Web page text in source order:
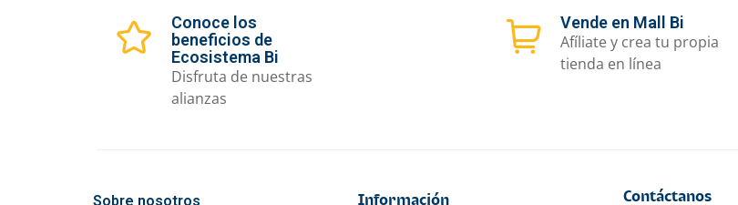
Conoce los
beneficios de
Ecosistema Bi
Disfruta de nuestras
alianzas
Vende en Mall Bi
Afíliate y crea tu propia
tienda en línea
Sobre nosotros Información Contáctanos